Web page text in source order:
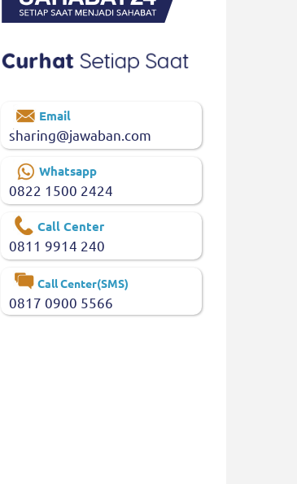
Email
sharing@jawaban.com
Whatsapp
0822 1500 2424
Call Center
0811 9914 240
Call Center(SMS)
0817 0900 5566